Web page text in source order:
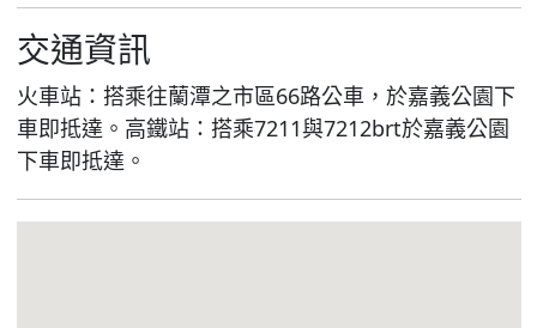
交通資訊
火車站：搭乘往蘭潭之市區66路公車，於嘉義公園下
車即抵達。高鐵站：搭乘7211與7212brt於嘉義公園
下車即抵達。